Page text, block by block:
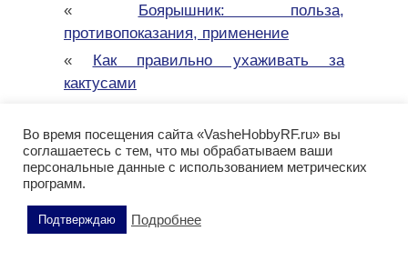
« Боярышник: польза,
противопоказания, применение
« Как правильно ухаживать за
кактусами
чем вы не догадывались
«Пельмени цзяоцзы: происхождение,
эволюция, значение
«Чабрец (тимьян): польза, состав,
противопоказания
Во время посещения сайта «VasheHobbyRF.ru» вы
соглашаетесь с тем, что мы обрабатываем ваши
персональные данные с использованием метрических
программ.
Подтверждаю Подробнее